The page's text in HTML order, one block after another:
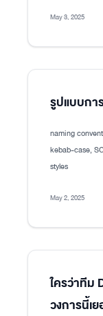
May 3, 2025
รูปแบบกา
naming
kebab-case,
styles
May 2, 2025
ใครว่าทีม
วงการนี้เ